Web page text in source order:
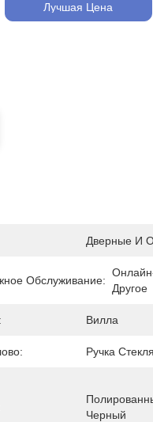
Лучшая Цена
Дверные И
Обслуживание:
Другое
Вилла
Ручка
Черный